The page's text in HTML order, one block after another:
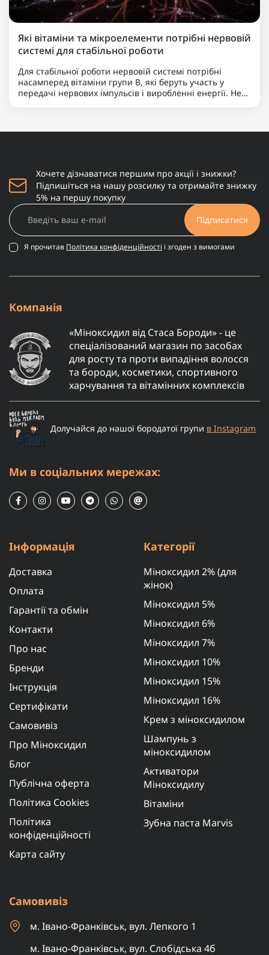
Які вітаміни та мікроелементи потрібні нервовій
системі для стабільної роботи
Для стабільної роботи нервовій системі потрібні
насамперед вітаміни групи B, які беруть участь у
передачі нервових імпульсів і виробленні енергії. Не
Хочете дізнаватися першим про акції і знижки?
Підпишіться на нашу розсилку та отримайте знижку
5% на першу покупку
Підписатися
Я прочитав Політика конфіденційності і згоден з вимогами
Компанія
«Міноксидил від Стаса Бороди» - це
спеціалізований магазин по засобах
для росту та проти випадіння волосся
та бороди, косметики, спортивного
харчування та вітамінних комплексів
Долучайся до нашої бородатої групи в Instagram
Ми в соціальних мережах:
Інформація
Доставка
Оплата
Гарантії та обмін
Контакти
Про нас
Бренди
Інструкція
Сертифікати
Самовивіз
Про Міноксидил
Блог
Публічна оферта
Політика Cookies
Політика
конфіденційності
Карта сайту
Категорії
Міноксидил 2% (для
жінок)
Міноксидил 5%
Міноксидил 6%
Міноксидил 7%
Міноксидил 10%
Міноксидил 15%
Міноксидил 16%
Крем з міноксидилом
Шампунь з
міноксидилом
Активатори
Міноксидилу
Вітаміни
Зубна паста Marvis
Самовивіз
м. Івано-Франківськ, вул. Лепкого 1
м. Івано-Франківськ, вул. Слобідська 4б